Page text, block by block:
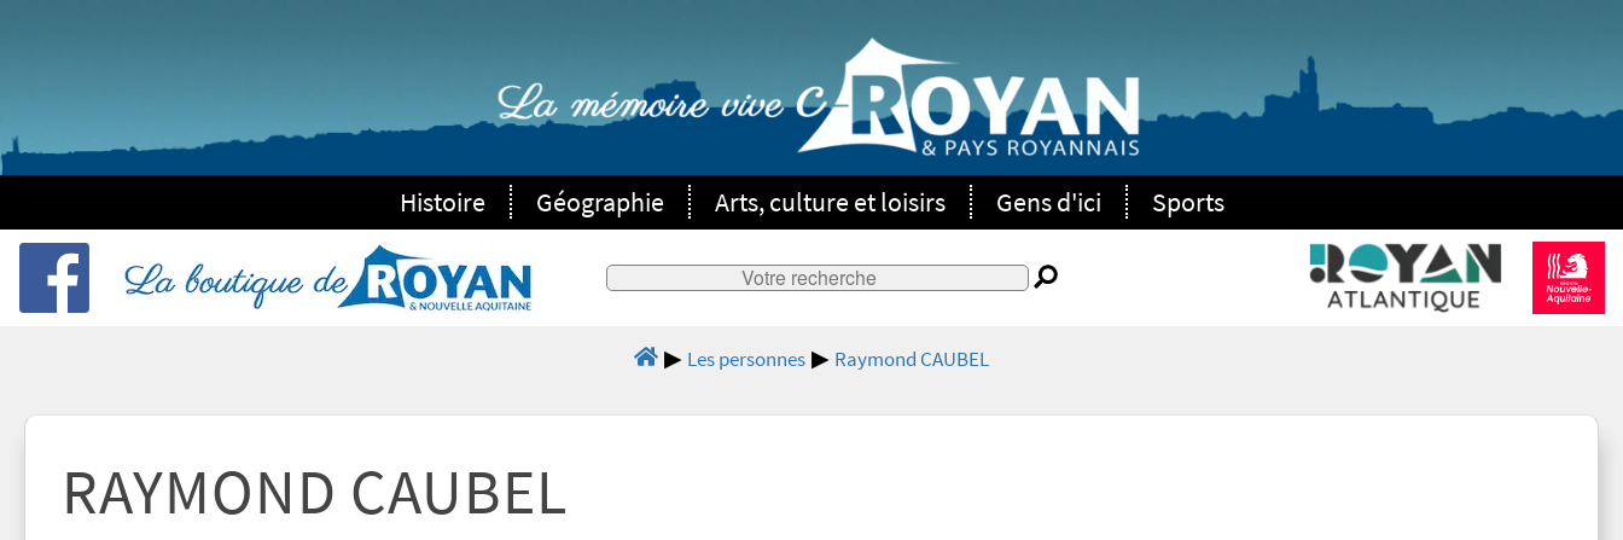
Histoire Géographie Arts, culture et loisirs Gens d'ici Sports
Les personnes Raymond CAUBEL
RAYMOND CAUBEL